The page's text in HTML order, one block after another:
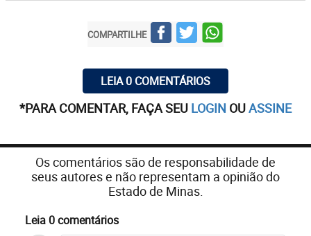
COMPARTILHE
LEIA 0 COMENTÁRIOS
*PARA COMENTAR, FAÇA SEU LOGIN OUASSINE
Os comentários são de responsabilidade de
seus autores e não representam a opinião do
Estado de Minas.
Leia 0 comentários